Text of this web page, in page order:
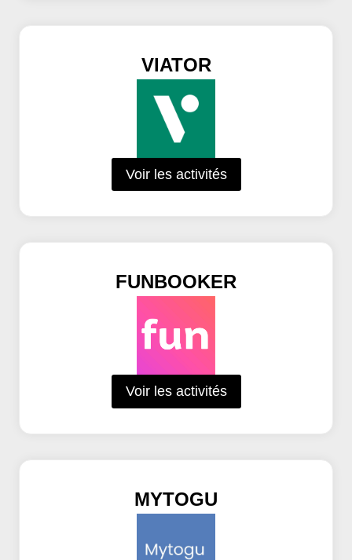
VIATOR
Voir les activités
FUNBOOKER
Voir les activités
MYTOGU